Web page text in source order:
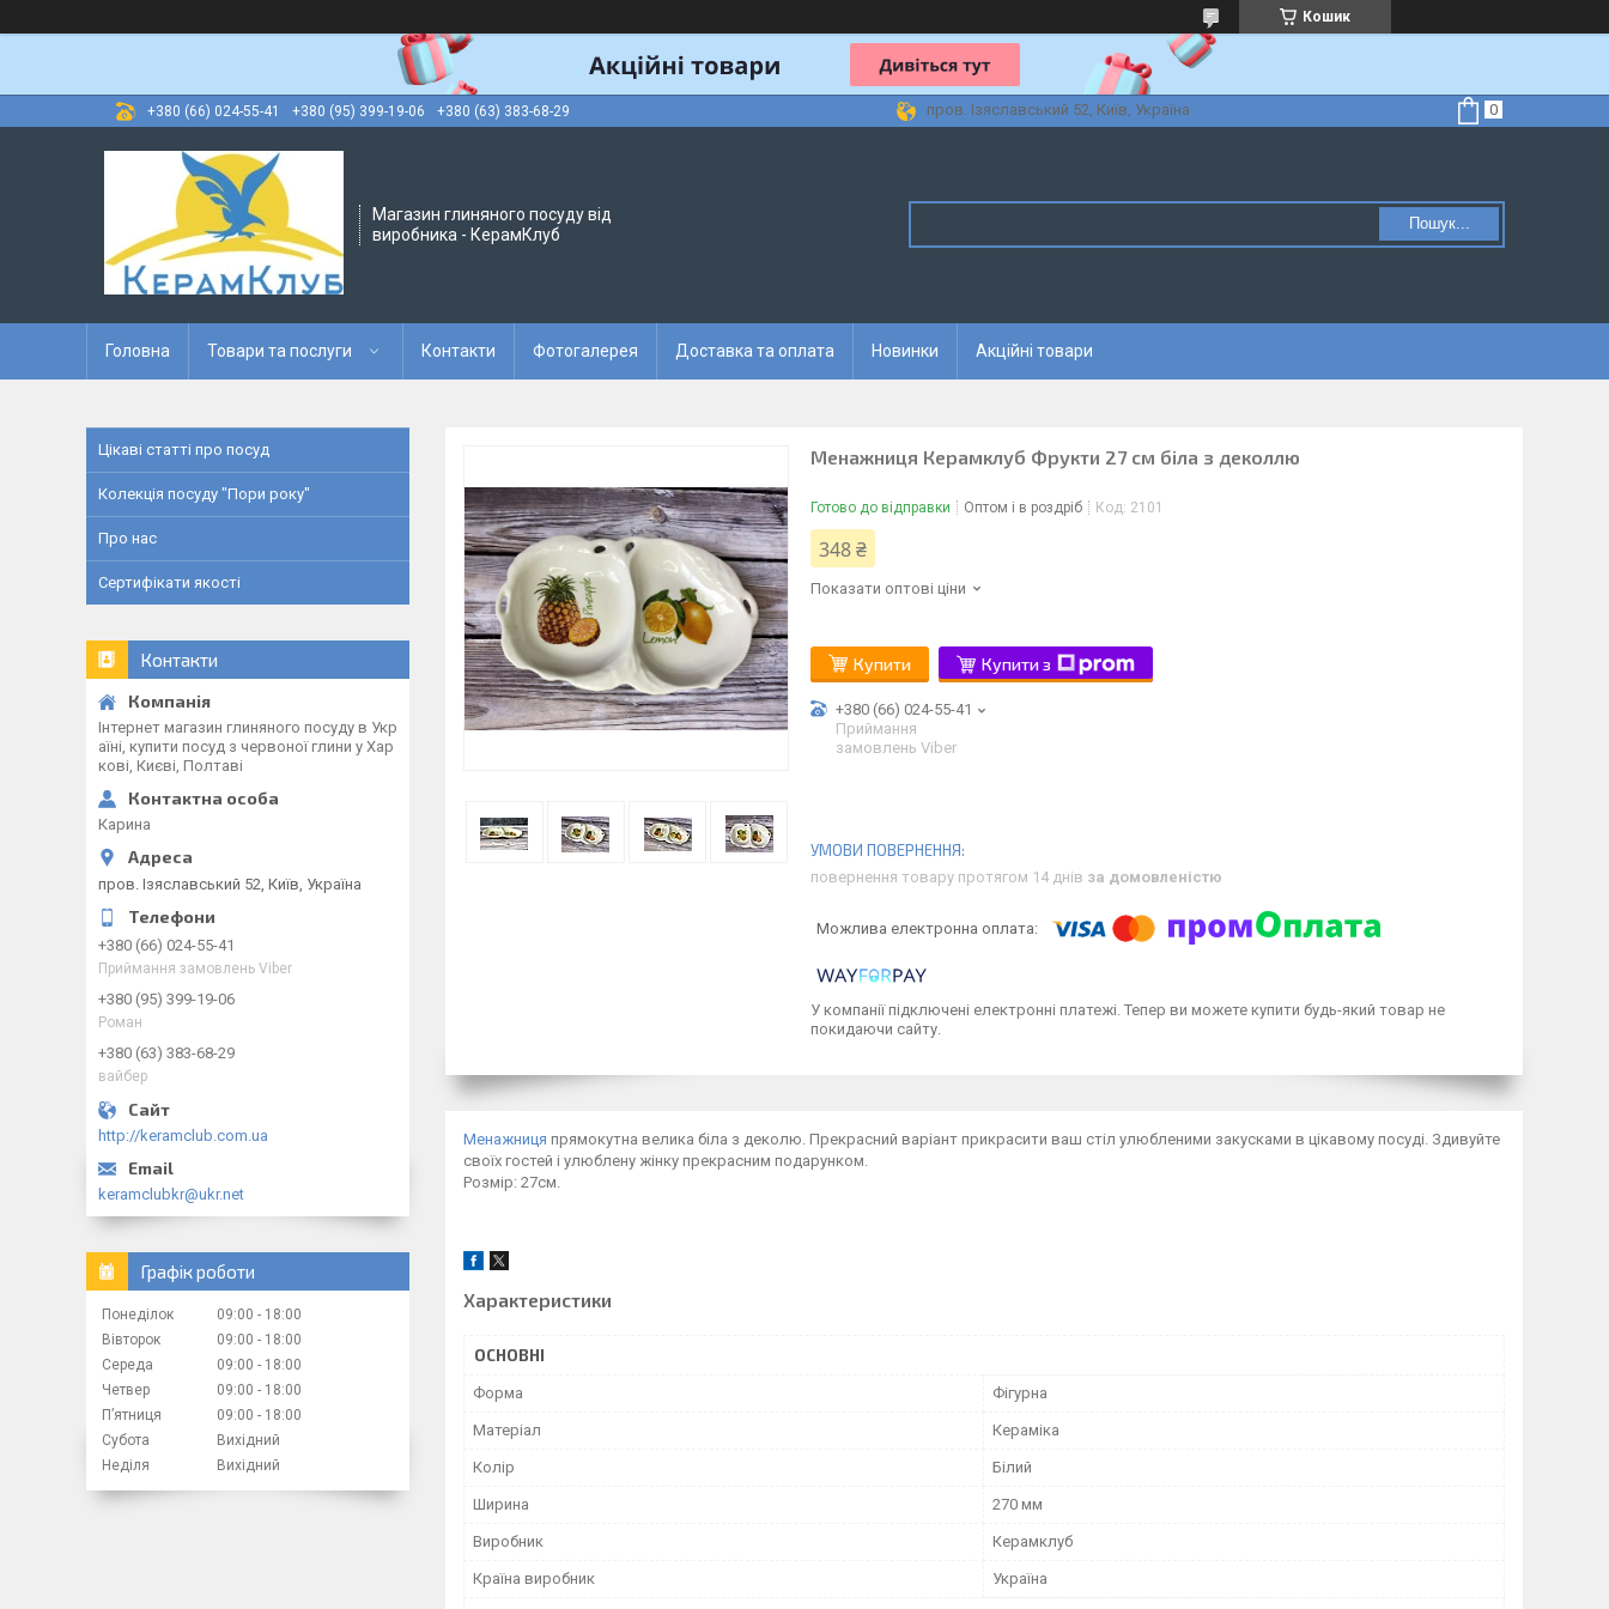
Кошик
+380 (66) 024-55-41 +380 (95) 399-19-06 +380 (63) 383-68-29 пров. Ізяславський 52, Київ, Україна
Магазин глиняного посуду від
виробника - КерамКлуб
Пошук...
Головна Товари та послуги Контакти Фотогалерея Доставка та оплата Новинки Акційні товари
Менажниця Керамклуб Фрукти 27 см біла з деколлю
Готово до відправки Оптом і в роздріб Код: 2101
348 ₴
Показати оптові ціни
Купити Купити з
+380 (66) 024-55-41
Приймання
замовлень Viber
повернення товару протягом 14 днів за домовленістю
У компанії підключені електронні платежі. Тепер ви можете купити будь-який товар не
покидаючи сайту.
Менажниця прямокутна велика біла з деколю. Прекрасний варіант прикрасити ваш стіл улюбленими закусками в цікавому посуді. Здивуйте
своїх гостей і улюблену жінку прекрасним подарунком.
Розмір: 27см.
Характеристики
ОСНОВНІ
Форма Фігурна
Матеріал Кераміка
Колір Білий
Ширина 270 мм
Виробник Керамклуб
Країна виробник Україна
Цікаві статті про посуд
Колекція посуду "Пори року"
Про нас
Сертифікати якості
Контакти
Інтернет магазин глиняного посуду в Укр
аїні, купити посуд з червоної глини у Хар
кові, Києві, Полтаві
Карина
пров. Ізяславський 52, Київ, Україна
+380 (66) 024-55-41
Приймання замовлень Viber
+380 (95) 399-19-06
Роман
+380 (63) 383-68-29
вайбер
http://keramclub.com.ua
keramclubkr@ukr.net
Графік роботи
Понеділок 09:00
18:00
Вівторок
09:00
18:00
Середа
09:00
18:00
Четвер
09:00
18:00
Пʼятниця
09:00
18:00
Субота
Вихідний
Неділя
Вихідний